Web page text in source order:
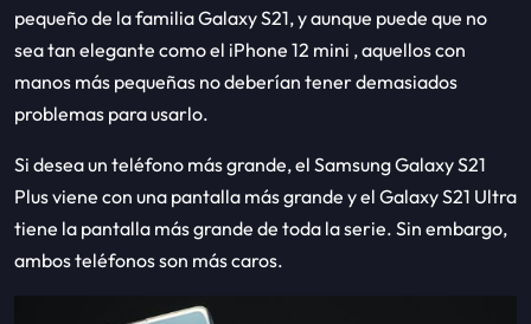
pequeño de la familia Galaxy S21, y aunque puede que no
sea tan elegante como el iPhone 12 mini , aquellos con
manos más pequeñas no deberían tener demasiados
problemas para usarlo.
Si desea un teléfono más grande, el Samsung Galaxy S21
Plus viene con una pantalla más grande y el Galaxy S21 Ultra
tiene la pantalla más grande de toda la serie. Sin embargo,
ambos teléfonos son más caros.